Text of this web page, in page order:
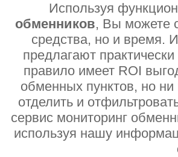
Используя
обменников, Вы можете
средства, но и время.
предлагают
правило имеет ROI
обменных пунктов, но
отделить и
сервис мониторинг
используя нашу